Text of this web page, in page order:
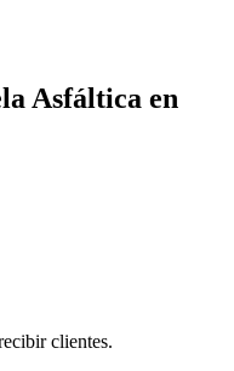
Asfáltica en
clientes.